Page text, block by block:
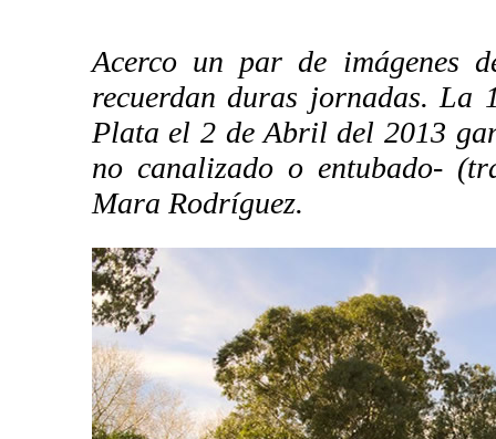
Acerco un par de imágenes
recuerdan duras jornadas. La
Plata el 2 de Abril del 2013
no canalizado o entubado-
Mara Rodríguez.